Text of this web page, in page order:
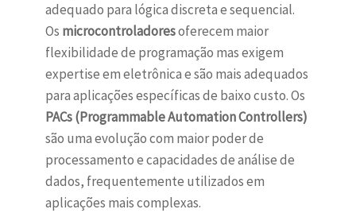
adequado para lógica discreta e sequencial.
Os microcontroladoresoferecem maior
flexibilidade de programação mas exigem
expertise em eletrônica e são mais adequados
para aplicações específicas de baixo custo. Os
PACs (Programmable Automation Controllers)
são uma evolução com maior poder de
processamento e capacidades de análise de
dados, frequentemente utilizados em
aplicações mais complexas.